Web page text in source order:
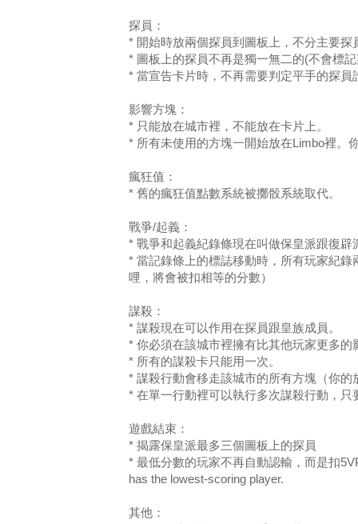
探員：
* 開始時放兩個探員到圖板上，不分主要探
* 圖板上的探員不再是獨一無二的(不會標
* 當宣告卡片時，不再需要判定平手的探員
影響方塊：
* 只能放在城市裡，不能放在卡片上。
* 所有未使用的方塊一開始放在Limbo裡。
瘋狂值：
* 舊的瘋狂值點數系統被擲骰系統取代。
戰爭/起義：
* 戰爭和起義紀錄條現在叫做保皇派跟復辟
* 當記錄條上的標誌移動時，所有玩家紀
哩，將會被扣相等的分數）
謀殺：
* 謀殺現在可以作用在探員跟皇族成員。
* 你必須在該城市裡擁有比其他玩家更多
* 所有的謀殺卡只能用一次。
* 謀殺行動會移走該城市的所有方塊（你
* 在單一行動裡可以執行多次謀殺行動，
遊戲結束：
* 揭露保皇派最多三個圖板上的探員
* 最低分數的玩家不再自動認輸，而是扣
has the lowest-scoring player.
其他：